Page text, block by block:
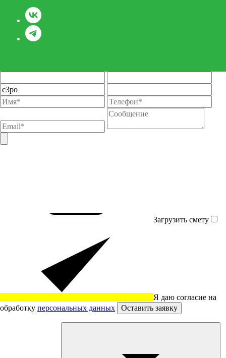
Загрузить смету
Я даю согласие на
обработку персональных данных Оставить заявку